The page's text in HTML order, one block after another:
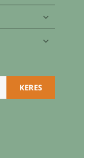
almenü
szétnyitása
almenü
KERES